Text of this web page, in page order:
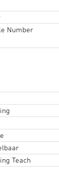
Number
Teach